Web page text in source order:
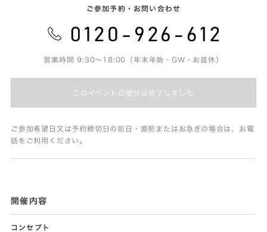
ご参加予約・お問い合わせ
営業時間 9:30～18:00（年末年始・GW・お盆休）
このイベントの受付は終了しました
ご参加希望日又は予約締切日の前日・直前またはお急ぎの場合は、お電
話をご利用ください。
開催内容
コンセプト